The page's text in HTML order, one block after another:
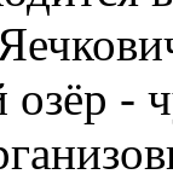
озёр -